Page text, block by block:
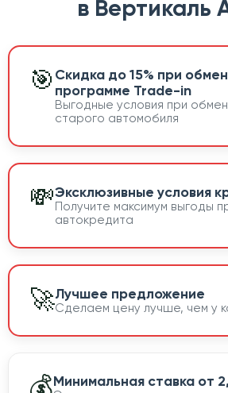
в Вертикаль
🎯 Скидка до 15% при
программе Trade-in
Выгодные условия при
старого автомобиля
💸Эксклюзивные условия
Получите максимум выгоды
автокредита
🚀Лучшее предложение
Сделаем цену лучше, чем у
💰Минимальная ставка от